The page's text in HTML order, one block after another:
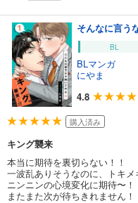
そんなに言う
BL
BLマンガ
にやま
4.8
購入済み
キング襲来
本当に期待を裏切らない！！
一波乱ありそうなのに、トキメ
ニンニンの心境変化に期待〜！
またまた次が待ちきれません！